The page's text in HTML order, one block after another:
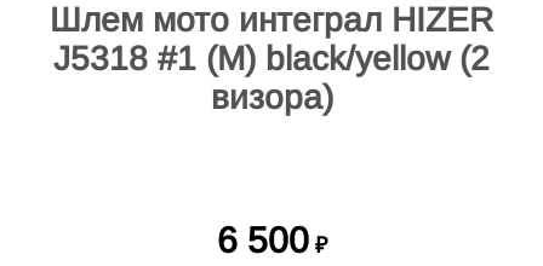
Шлем мото интеграл HIZER
J5318 #1 (M) black/yellow (2
визора)
6 500 ₽